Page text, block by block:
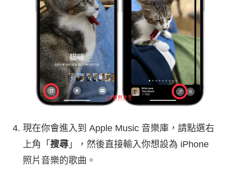
現在你會進入到 Apple Music 音樂庫，請點選右
上角「 搜尋 」，然後直接輸入你想設為 iPhone
照片音樂的歌曲。